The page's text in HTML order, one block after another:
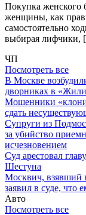
Покупка женского
женщины, как
самостоятельно
выбирая
ЧП
Посмотреть все
В Москве
дворниках в
Мошенники
сдать
Супруги из
за убийство
исчезновением
Суд арестовал
Шестуна
Москвич, взявший
заявил в суде, что
Авто
Посмотреть все